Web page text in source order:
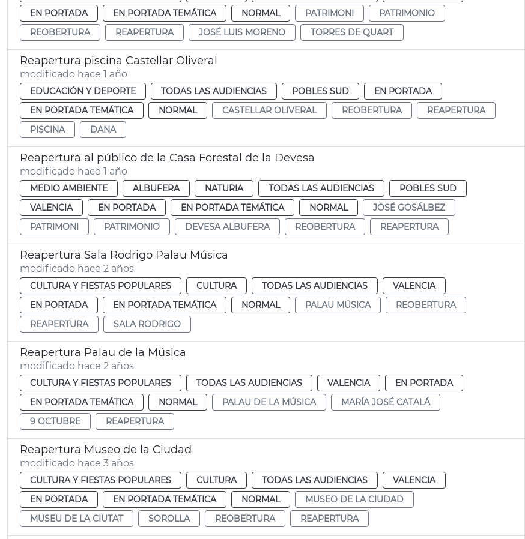
EN PORTADA
EN PORTADA TEMÁTICA NORMAL PATRIMONI
PATRIMONIO
REOBERTURA
REAPERTURA JOSÉ LUIS MORENO TORRES DE QUART
Reapertura piscina Castellar Oliveral
modificado hace 1 año
EDUCACIÓN Y DEPORTE TODAS LAS AUDIENCIAS POBLES SUD
EN PORTADA
EN PORTADA TEMÁTICA
NORMAL CASTELLAR OLIVERAL REOBERTURA
REAPERTURA
PISCINA
DANA
Reapertura al público de la Casa Forestal de la Devesa
modificado hace 1 año
MEDIO AMBIENTE ALBUFERA NATURIA TODAS LAS AUDIENCIAS
POBLES SUD
VALENCIA
EN PORTADA EN PORTADA TEMÁTICA NORMAL
JOSÉ GOSÁLBEZ
PATRIMONI
PATRIMONIO DEVESA ALBUFERA REOBERTURA REAPERTURA
Reapertura Sala Rodrigo Palau Música
modificado hace 2 años
CULTURA Y FIESTAS POPULARES CULTURA TODAS LAS AUDIENCIAS
VALENCIA
EN PORTADA
EN PORTADA TEMÁTICA NORMAL PALAU MÚSICA
REOBERTURA
REAPERTURA
SALA RODRIGO
Reapertura Palau de la Música
modificado hace 2 años
CULTURA Y FIESTAS POPULARES TODAS LAS AUDIENCIAS VALENCIA
EN PORTADA
EN PORTADA TEMÁTICA
NORMAL PALAU DE LA MÚSICA
MARÍA JOSÉ CATALÁ
9 OCTUBRE
REAPERTURA
Reapertura Museo de la Ciudad
modificado hace 3 años
CULTURA Y FIESTAS POPULARES CULTURA TODAS LAS AUDIENCIAS
VALENCIA
EN PORTADA
EN PORTADA TEMÁTICA NORMAL
MUSEO DE LA CIUDAD
MUSEU DE LA CIUTAT
SOROLLA REOBERTURA REAPERTURA